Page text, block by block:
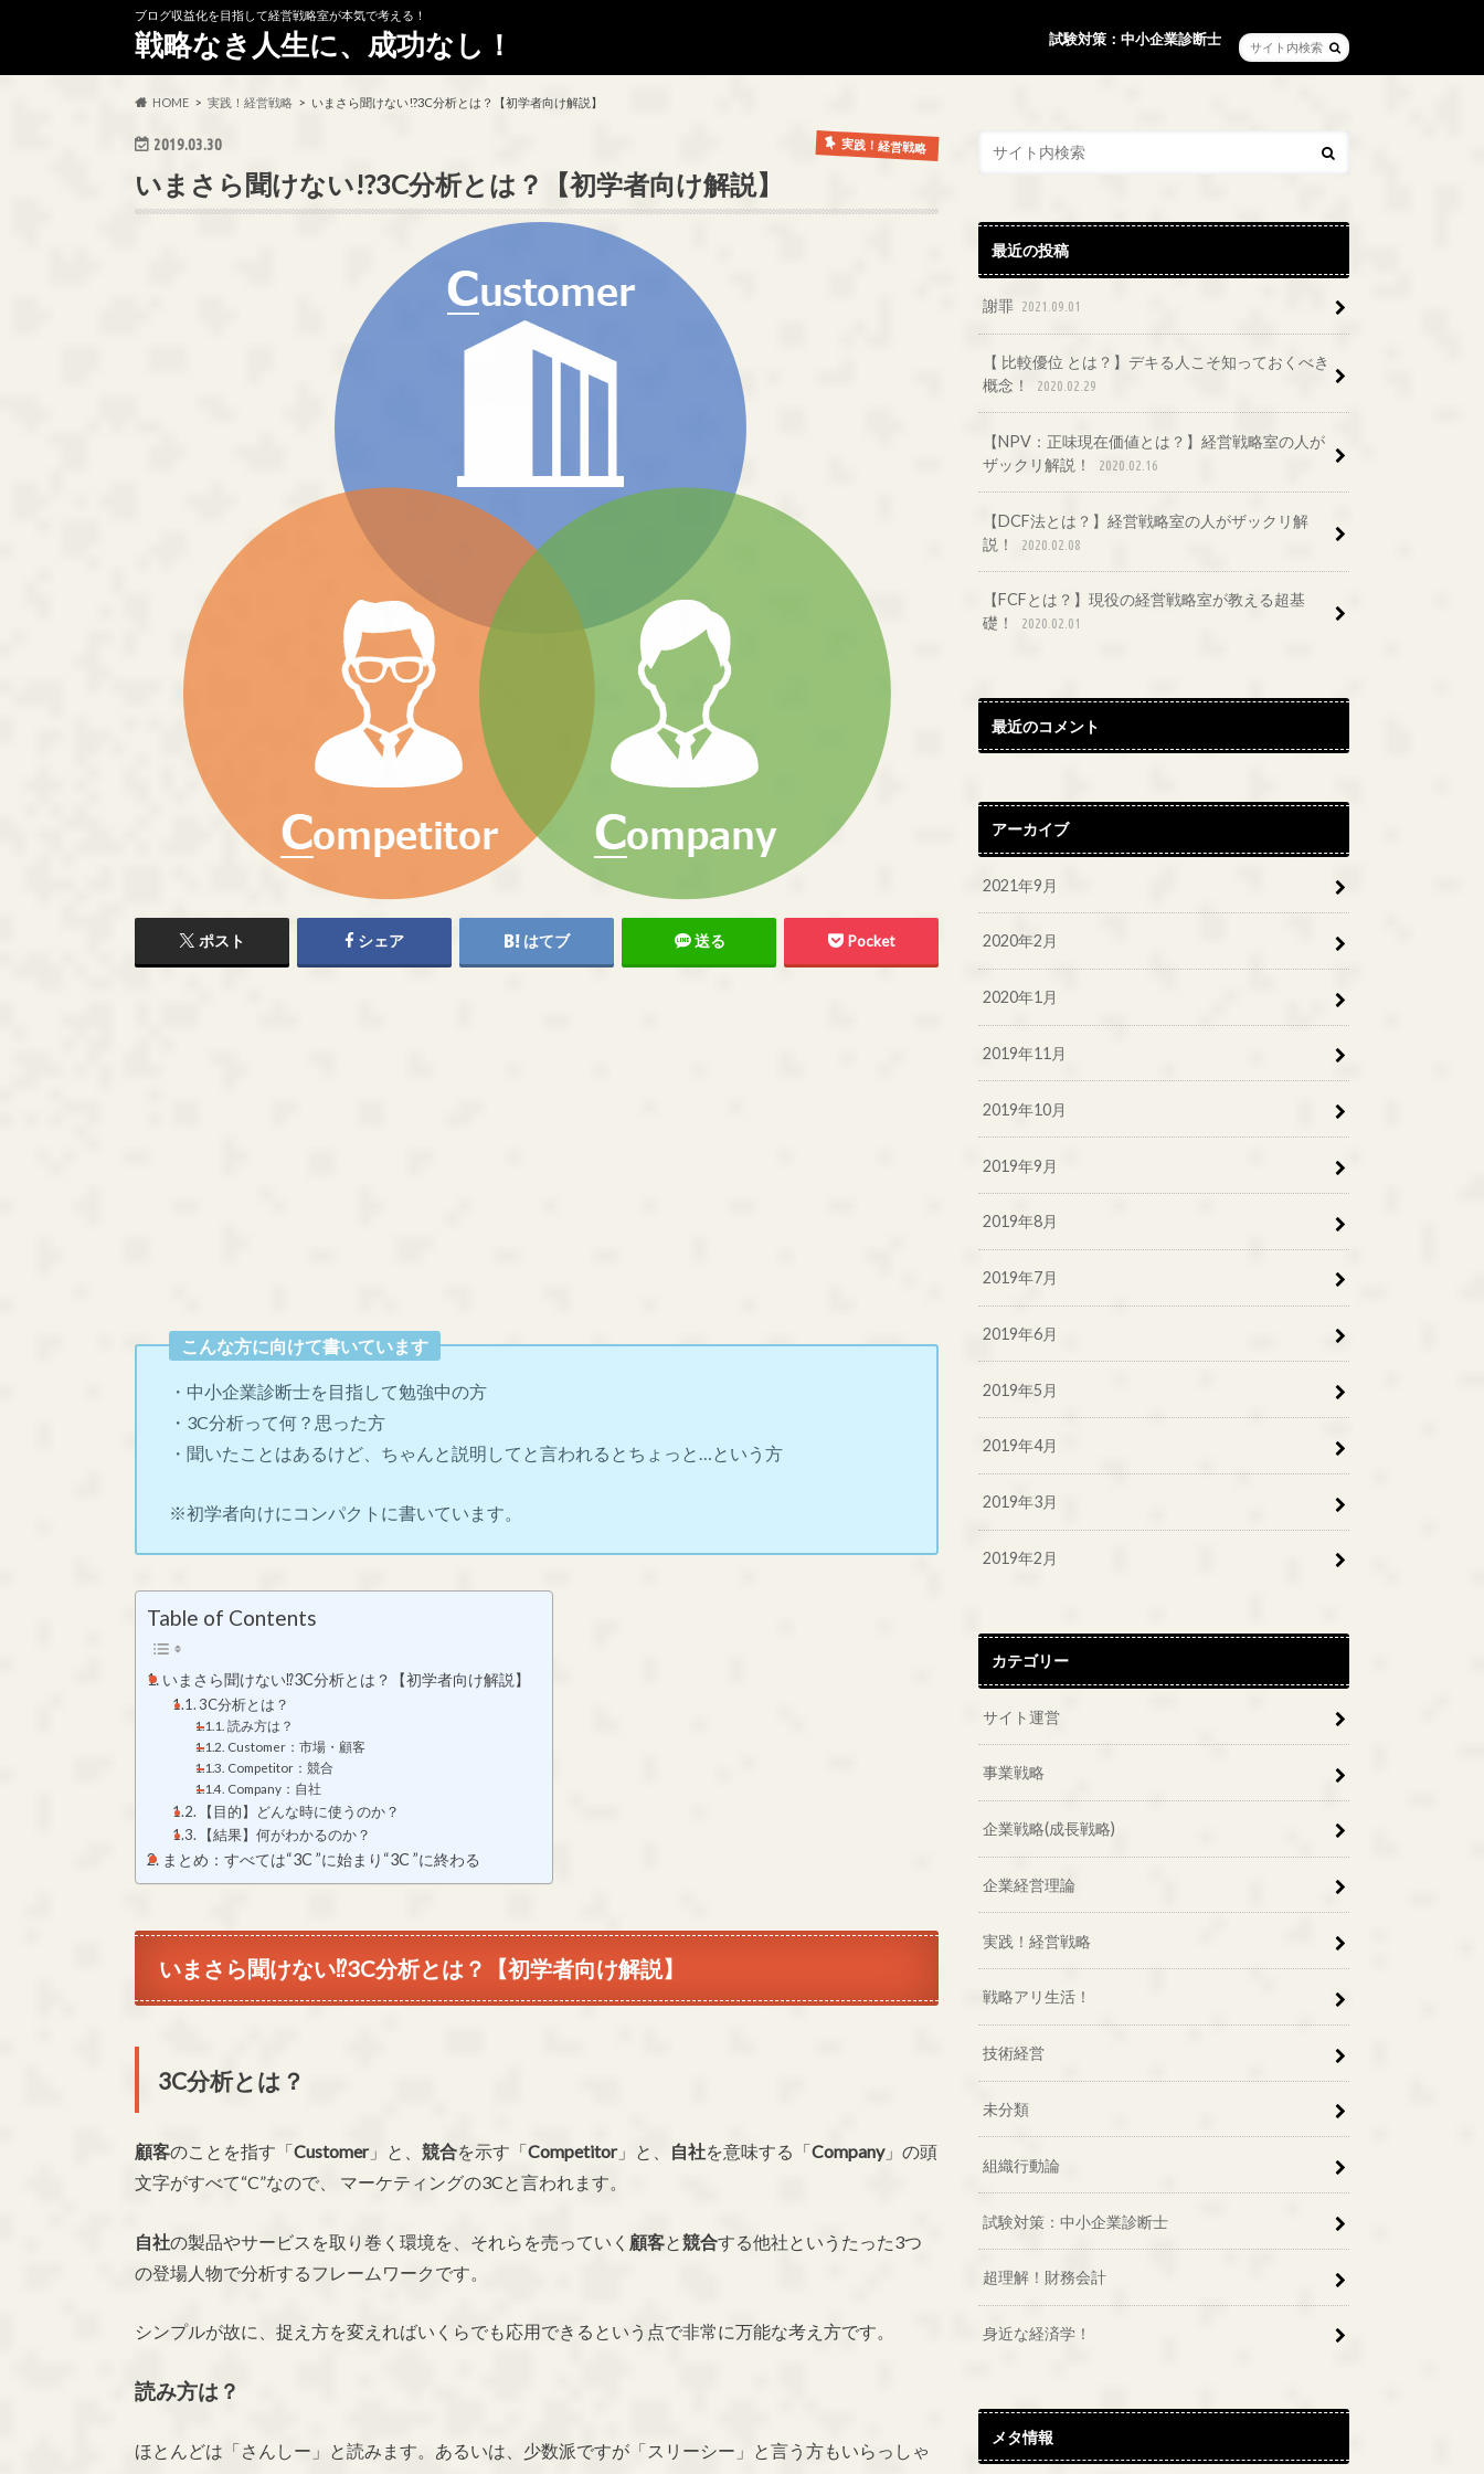
ブログ収益化を目指して経営戦略室が本気で考える！
戦略なき人生に、成功なし！ 試験対策：中小企業診断士
HOME 実践！経営戦略 いまさら聞けない!?3C分析とは？【初学者向け解説】
2019.03.30 実践！経営戦略
いまさら聞けない!?3C分析とは？【初学者向け解説】
ポスト シェア はてブ 送る Pocket
こんな方に向けて書いています
・中小企業診断士を目指して勉強中の方
・3C分析って何？思った方
・聞いたことはあるけど、ちゃんと説明してと言われるとちょっと…という方
※初学者向けにコンパクトに書いています。
Table of Contents
いまさら聞けない⁉3C分析とは？【初学者向け解説】
3C分析とは？
読み方は？
Customer：市場・顧客
Competitor：競合
Company：自社
【目的】どんな時に使うのか？
【結果】何がわかるのか？
まとめ：すべては“3C ”に始まり“3C ”に終わる
いまさら聞けない⁉3C分析とは？【初学者向け解説】
3C分析とは？
顧客のことを指す「Customer」と、 競合を示す「Competitor」と、 自社を意味する「Company」の頭
文字がすべて“C”なので、 マーケティングの3Cと言われます。
自社の製品やサービスを取り巻く環境を、それらを売っていく 顧客と競合する他社というたった3つ
の登場人物で分析するフレームワークです。
シンプルが故に、捉え方を変えればいくらでも応用できるという点で非常に万能な考え方です。
読み方は？
ほとんどは「さんしー」と読みます。あるいは、少数派ですが「スリーシー」と言う方もいらっしゃ
最近の投稿
謝罪 2021.09.01
【 比較優位 とは？】デキる人こそ知っておくべき
概念！
2020.02.29
【NPV：正味現在価値とは？】経営戦略室の人が
ザックリ解説！
2020.02.16
【DCF法とは？】経営戦略室の人がザックリ解
説！
2020.02.08
【FCFとは？】現役の経営戦略室が教える超基
礎！
2020.02.01
最近のコメント
アーカイブ
2021年9月
2020年2月
2020年1月
2019年11月
2019年10月
2019年9月
2019年8月
2019年7月
2019年6月
2019年5月
2019年4月
2019年3月
2019年2月
カテゴリー
サイト運営
事業戦略
企業戦略(成長戦略)
企業経営理論
実践！経営戦略
戦略アリ生活！
技術経営
未分類
組織行動論
試験対策：中小企業診断士
超理解！財務会計
身近な経済学！
メタ情報